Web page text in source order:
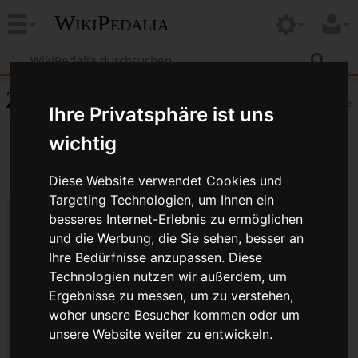
Ihre Privatsphäre ist uns
wichtig
Diese Website verwendet Cookies und
Targeting Technologien, um Ihnen ein
besseres Internet-Erlebnis zu ermöglichen
und die Werbung, die Sie sehen, besser an
Ihre Bedürfnisse anzupassen. Diese
Technologien nutzen wir außerdem, um
Ergebnisse zu messen, um zu verstehen,
woher unsere Besucher kommen oder um
unsere Website weiter zu entwickeln.
WikiPedalia
Hilfe
Zitierhilfe
Bibliografische Angaben für
Retrofriction
Seitentitel: Retrofriction
Autor(en): WikiPedalia-Bearbeiter
Herausgeber:WikiPedalia